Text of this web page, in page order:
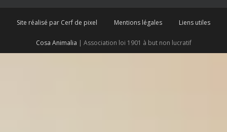
Site réalisé par Cerf de pixel Mentions légales Liens utiles
Cosa Animalia | Association loi 1901 à but non lucratif